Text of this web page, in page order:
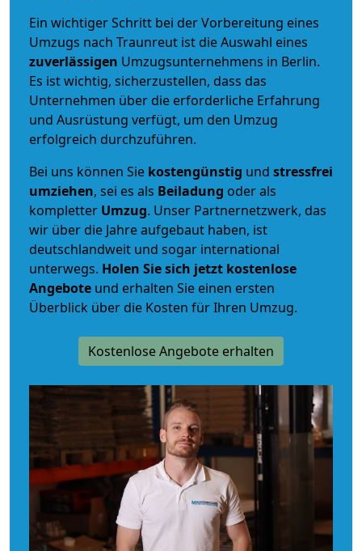
Ein wichtiger Schritt bei der Vorbereitung eines
Umzugs nach Traunreut ist die Auswahl eines
zuverlässigen Umzugsunternehmens in Berlin.
Es ist wichtig, sicherzustellen, dass das
Unternehmen über die erforderliche Erfahrung
und Ausrüstung verfügt, um den Umzug
erfolgreich durchzuführen.
Bei uns können Sie kostengünstig und stressfrei
umziehen, sei es als Beiladung oder als
kompletter Umzug. Unser Partnernetzwerk, das
wir über die Jahre aufgebaut haben, ist
deutschlandweit und sogar international
unterwegs. Holen Sie sich jetzt kostenlose
Angebote und erhalten Sie einen ersten
Überblick über die Kosten für Ihren Umzug.
Kostenlose Angebote erhalten